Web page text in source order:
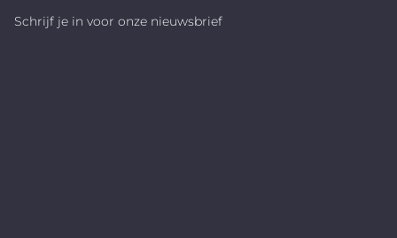
Schrijf je in voor onze nieuwsbrief